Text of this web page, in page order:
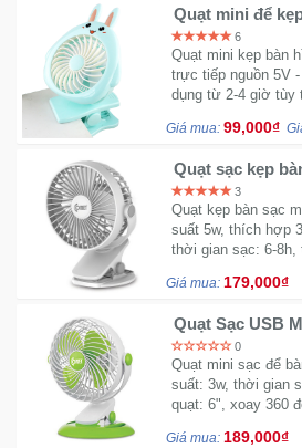
Dụng
flycam
Quạt mini để
cổng USB
6
Quạt mini kẹp bàn
trực tiếp nguồn 5V
dụng từ 2-4 giờ tùy
Giá mua: 99,000₫
Quạt sạc kẹp
CRF0705
3
Quạt kẹp bàn sạc
suất 5w, thích hợp
thời gian sạc: 6-8h,
máy
Giá mua: 179,000₫
Quạt Sạc USB
CRF0206 3W
Hãng
0
Quạt mini sạc để
suất: 3w, thời gian
quạt: 6", xoay 360
Giá mua: 189,000₫